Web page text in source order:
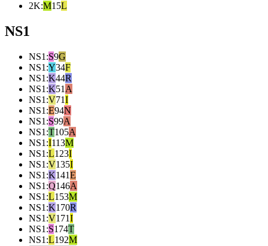
2K:M15L
NS1
NS1 :S9G
NS1 :Y34F
NS1 :K44R
NS1 :K51 A
NS1 :V71I
NS1 :E94N
NS1 :S99A
NS1 :T105A
NS1 :I113M
NS1 :L123I
NS1 :V135I
NS1 :K141E
NS1 :Q146A
NS1 :L153M
NS1 :K170R
NS1 :V171I
NS1 :S174T
NS1 :L192M